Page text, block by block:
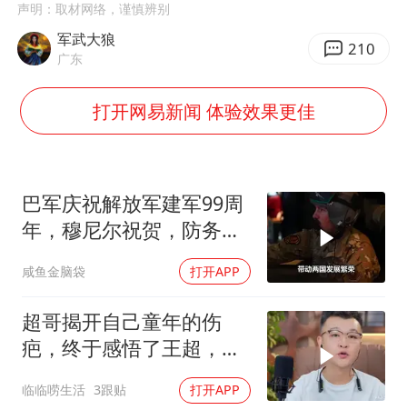
台风白海豚影响中国已成定局
外交部发言人就广岛核爆81周年等答记者问
贵州轮胎子公司获美国退税8136万
吉林一“温度计大楼”读数爆表
多地要求领导干部带头休假
奋进开新局 实干挑大梁
声明：取材网络，谨慎辨别
军武大狼
广东 210
打开网易新闻 体验效果更佳
巴军庆祝解放军建军99周
年，穆尼尔祝贺，防务合
咸鱼金脑袋 打开APP
超哥揭开自己童年的伤
疤，终于感悟了王超，他
决定接妈妈回来养老
临临唠生活 3跟贴 打开APP